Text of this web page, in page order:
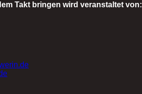
Takt bringen wird veranstaltet von: